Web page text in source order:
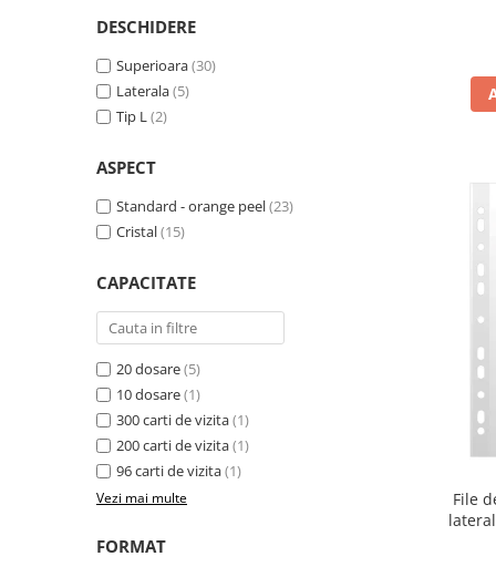
Articole din hartie
Caiete de birou
Cuburi din hartie
Hartie pentru copiator si
imprimanta
Hartie si carton pentru print color
Notite autoadezive
Registre si repertoare
Role hartie pentru fax si case de
Role hartie pentru plotter
Instrumente de scris si corectura
DESCHIDERE
Superioara(30)
Laterala(5)
Tip L(2)
ASPECT
Standard - orange peel(23)
Cristal(15)
CAPACITATE
20 dosare(5)
10 dosare(1)
300 carti de vizita(1)
200 carti de vizita(1)
96 carti de vizita(1)
Vezi mai multe
FORMAT
File